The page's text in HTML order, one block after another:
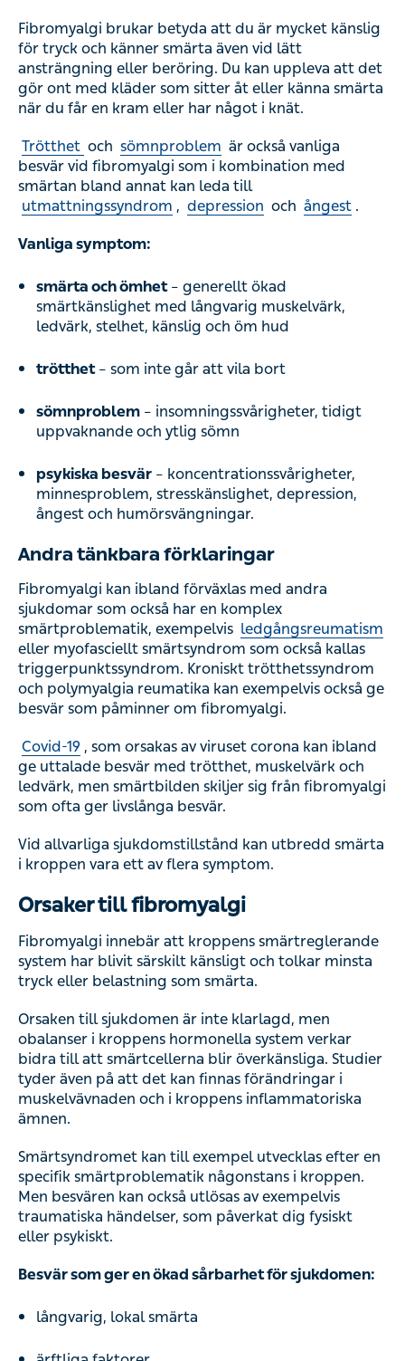
Fibromyalgi brukar betyda att du är mycket känslig
för tryck och känner smärta även vid lätt
ansträngning eller beröring. Du kan uppleva att det
gör ont med kläder som sitter åt eller känna smärta
när du får en kram eller har något i knät.
Trötthet och sömnproblem är också vanliga
besvär vid fibromyalgi som i kombination med
smärtan bland annat kan leda till
utmattningssyndrom , depression och ångest .
Vanliga symptom:
smärta och ömhet– generellt ökad
smärtkänslighet med långvarig muskelvärk,
ledvärk, stelhet, känslig och öm hud
trötthet– som inte går att vila bort
sömnproblem – insomningssvårigheter, tidigt
uppvaknande och ytlig sömn
psykiska besvär – koncentrationssvårigheter,
minnesproblem, stresskänslighet, depression,
ångest och humörsvängningar.
Andra tänkbara förklaringar
Fibromyalgi kan ibland förväxlas med andra
sjukdomar som också har en komplex
smärtproblematik, exempelvis ledgångsreumatism
eller myofasciellt smärtsyndrom som också kallas
triggerpunktssyndrom. Kroniskt trötthetssyndrom
och polymyalgia reumatika kan exempelvis också ge
besvär som påminner om fibromyalgi.
Covid-19 , som orsakas av viruset corona kan ibland
ge uttalade besvär med trötthet, muskelvärk och
ledvärk, men smärtbilden skiljer sig från fibromyalgi
som ofta ger livslånga besvär.
Vid allvarliga sjukdomstillstånd kan utbredd smärta
i kroppen vara ett av flera symptom.
Orsaker till fibromyalgi
Fibromyalgi innebär att kroppens smärtreglerande
system har blivit särskilt känsligt och tolkar minsta
tryck eller belastning som smärta.
Orsaken till sjukdomen är inte klarlagd, men
obalanser i kroppens hormonella system verkar
bidra till att smärtcellerna blir överkänsliga. Studier
tyder även på att det kan finnas förändringar i
muskelvävnaden och i kroppens inflammatoriska
ämnen.
Smärtsyndromet kan till exempel utvecklas efter en
specifik smärtproblematik någonstans i kroppen.
Men besvären kan också utlösas av exempelvis
traumatiska händelser, som påverkat dig fysiskt
eller psykiskt.
Besvär som ger en ökad sårbarhet för sjukdomen:
långvarig, lokal smärta